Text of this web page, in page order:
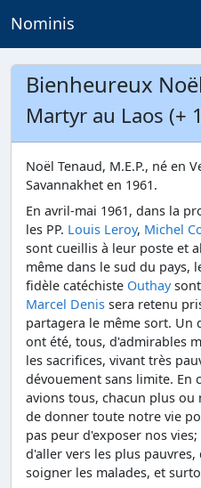
Nominis
Bienheureux
Martyr au Laos (+
Noël Tenaud, M.E.P., né en
Savannakhet en 1961.
En avril-mai 1961, dans la
les PP. Louis Leroy, Michel
sont cueillis à leur poste et
même dans le sud du pays,
fidèle catéchiste Outhaysont
Marcel Denis sera retenu
partagera le même sort. Un
ont été, tous, d'admirables
les sacrifices, vivant très
dévouement sans limite.
avions tous, chacun plus
de donner toute notre vie
pas peur d'exposer nos
d'aller vers les plus
soigner les malades, et